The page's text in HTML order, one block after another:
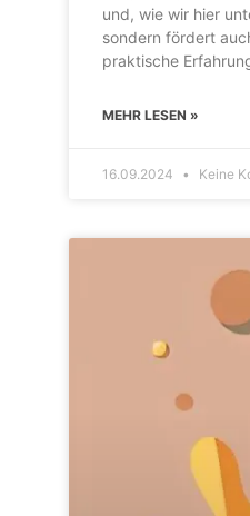
und, wie wir hier
sondern fördert
praktische
MEHR LESEN »
16.09.2024 Keine